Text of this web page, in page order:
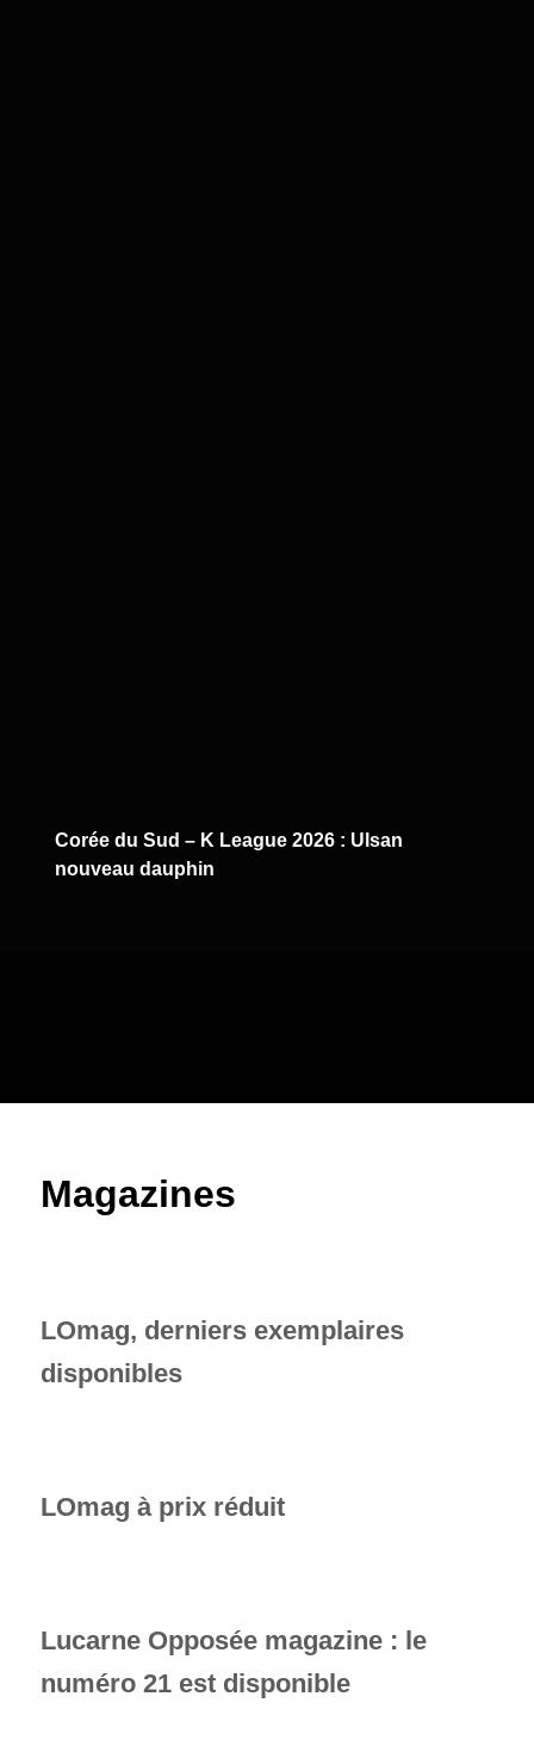
Corée du Sud – K League 2026 : Ulsan
nouveau dauphin
Magazines
LOmag, derniers exemplaires
disponibles
LOmag à prix réduit
Lucarne Opposée magazine : le
numéro 21 est disponible